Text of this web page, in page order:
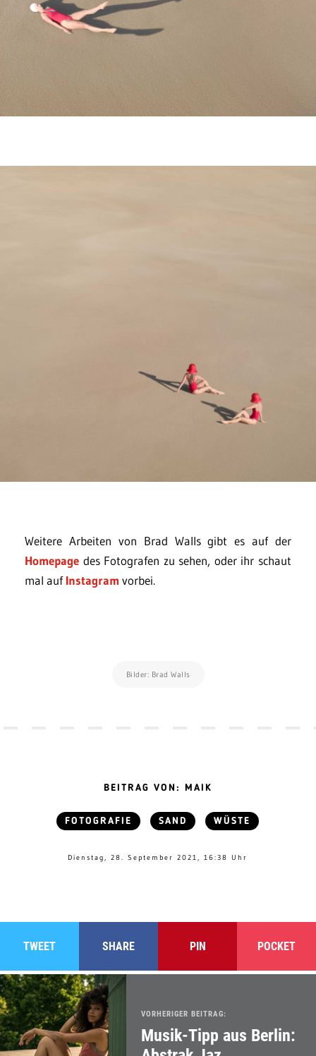
Weitere Arbeiten von Brad Walls gibt es auf der
Homepage des Fotografen zu sehen, oder ihr schaut
mal aufInstagram vorbei.
Bilder: Brad Walls
BEITRAG VON: MAIK
FOTOGRAFIE SAND WÜSTE
Dienstag, 28. September 2021, 16:38 Uhr
TWEET SHARE PIN POCKET
VORHERIGER BEITRAG:
Musik-Tipp aus Berlin: